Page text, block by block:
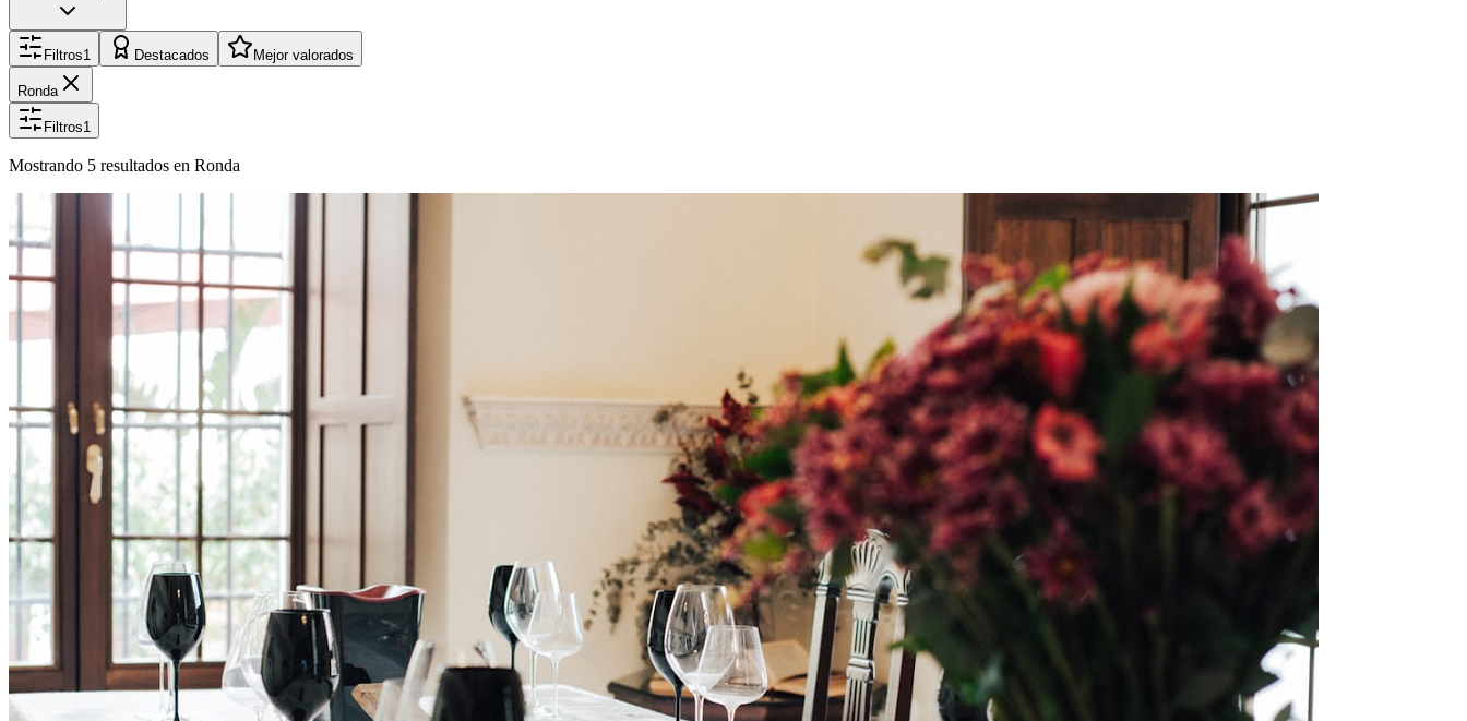
Filtros1 Destacados Mejor valorados
Ronda
Filtros1
Mostrando 5 resultados en Ronda